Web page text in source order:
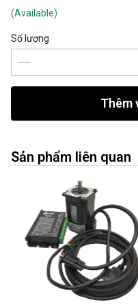
(Available)
Số lượng
Thêm
Sản phẩm liên quan